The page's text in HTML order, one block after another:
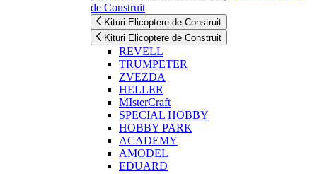
de Construit
Kituri Elicoptere de Construit
Kituri Elicoptere de Construit
REVELL
TRUMPETER
ZVEZDA
HELLER
MIsterCraft
SPECIAL HOBBY
HOBBY PARK
ACADEMY
AMODEL
EDUARD